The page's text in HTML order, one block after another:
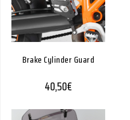
Brake Cylinder Guard
40,50€